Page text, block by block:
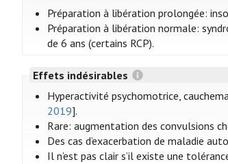
Préparation à libération prolongée:
Préparation à libération normale:
de 6 ans (certains RCP).
Effets indésirables
Hyperactivité psychomotrice,
2019].
Rare: augmentation des convulsions
Des cas d’exacerbation de maladie
Il n’est pas clair s’il existe une